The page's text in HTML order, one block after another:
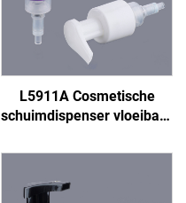
L5911A Cosmetische
schuimdispenser vloeibaar
schuimzeep pomp, 0,3 cc
vloeibare zeep